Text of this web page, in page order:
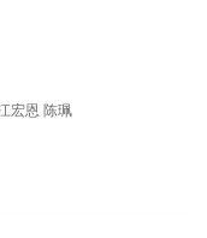
宏恩 陈珮